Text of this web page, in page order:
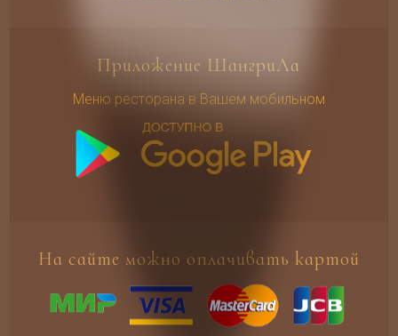
Приложение ШангриЛа
Меню ресторана в Вашем мобильном
На сайте можно оплачивать картой